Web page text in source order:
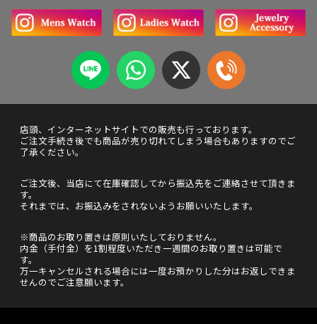
店頭、インターネットサイトでの販売も行っております。
ご注文手続き後でも商品が売り切れてしまう場合もありますのでご
了承ください。
ご注文後、当店にて在庫確認してから振込先をご連絡させて頂きま
す。
それまでは、お振込みをされないようお願いいたします。
※商品のお取り置きは原則いたしておりません。
内金（手付金）を1割程度いただき一週間のお取り置きは可能で
す。
万一キャンセルされる場合には一度お預かりした分はお返しできま
せんのでご注意願います。